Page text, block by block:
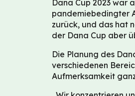
Dana Cup 2023 war
pandemiebedingter
zurück, und das hat
der Dana Cup aber
Die Planung des
verschiedenen
Aufmerksamkeit